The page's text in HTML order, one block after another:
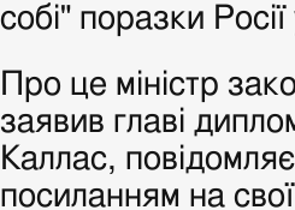
собі" поразки Росії
Про це міністр
заявив главі
Каллас, повідомляє
посиланням на